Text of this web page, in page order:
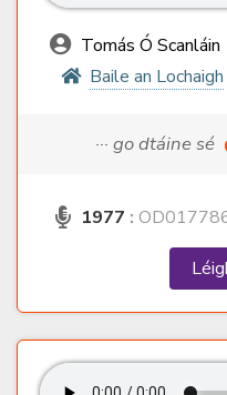
Tomás Ó Scanláin
Baile an Lochaigh
··· go dtáine sé
1977 :